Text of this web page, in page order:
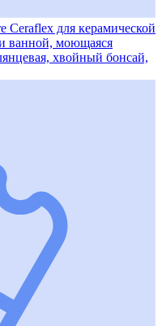
Ceraflex для керамической
ванной, моющаяся
хвойный бонсай,